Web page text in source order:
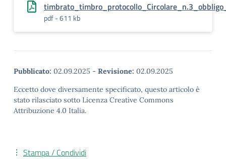
pdf - 611 kb
Pubblicato: 02.09.2025 - Revisione: 02.09.2025
Eccetto dove diversamente specificato, questo articolo è
stato rilasciato sotto Licenza Creative Commons
Attribuzione 4.0 Italia.
Stampa / Condividi